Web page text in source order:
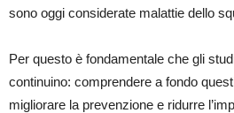
sono oggi considerate malattie dello
Per questo è fondamentale che gli
continuino: comprendere a fondo
migliorare la prevenzione e ridurre